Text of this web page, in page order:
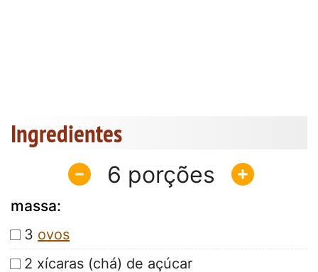
Ingredientes
6
massa:
3 ovos
2 xícaras (chá) de açúcar